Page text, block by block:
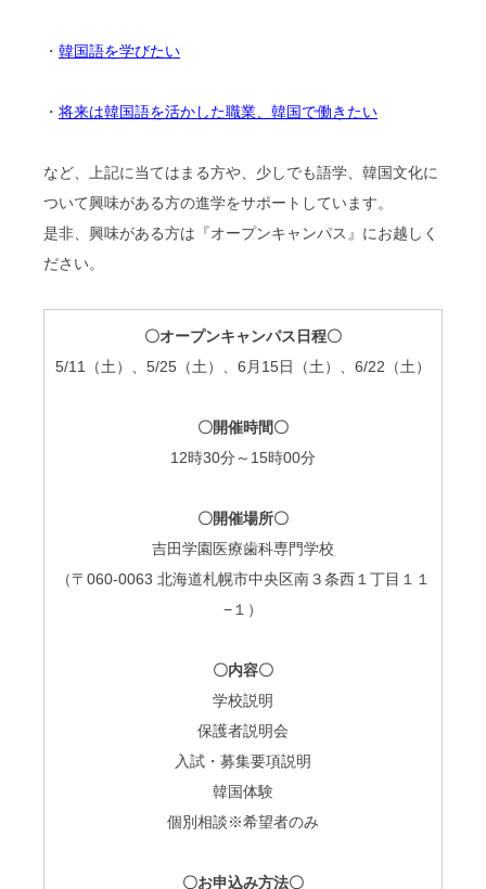
・ 韓国語を学びたい
・ 将来は韓国語を活かした職業、韓国で働きたい
など、上記に当てはまる方や、少しでも語学、韓国文化に
ついて興味がある方の進学をサポートしています。
是非、興味がある方は『オープンキャンパス』にお越しく
ださい。
〇オープンキャンパス日程〇
5/11
（土）、 5/25 （土）、 6 月 15日（土）、 6/22 （土）
〇開催時間〇
12時30分～ 15時00分
〇開催場所〇
吉田学園医療歯科専門学校
（〒060-0063 北海道札幌市中央区南３条西１丁目１１
−１）
〇内容〇
学校説明
保護者説明会
入試・募集要項説明
韓国体験
個別相談※希望者のみ
〇お申込み方法〇